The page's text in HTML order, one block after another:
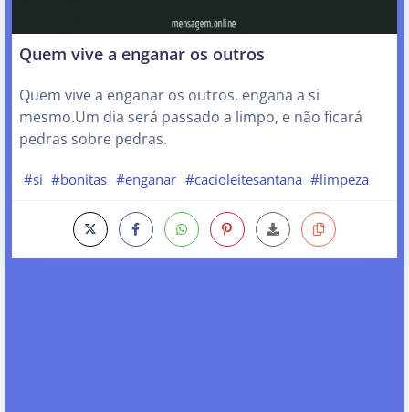
Quem vive a enganar os outros
Quem vive a enganar os outros, engana a si
mesmo.Um dia será passado a limpo, e não ficará
pedras sobre pedras.
#si #bonitas #enganar #cacioleitesantana #limpeza